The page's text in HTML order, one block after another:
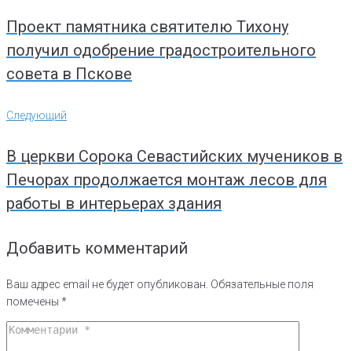
Проект памятника святителю Тихону
получил одобрение градостроительного
совета в Пскове
Следующий
Следующий
В церкви Сорока Севастийских мучеников в
Печорах продолжается монтаж лесов для
работы в интерьерах здания
Добавить комментарий
Ваш адрес email не будет опубликован. Обязательные поля
помечены *